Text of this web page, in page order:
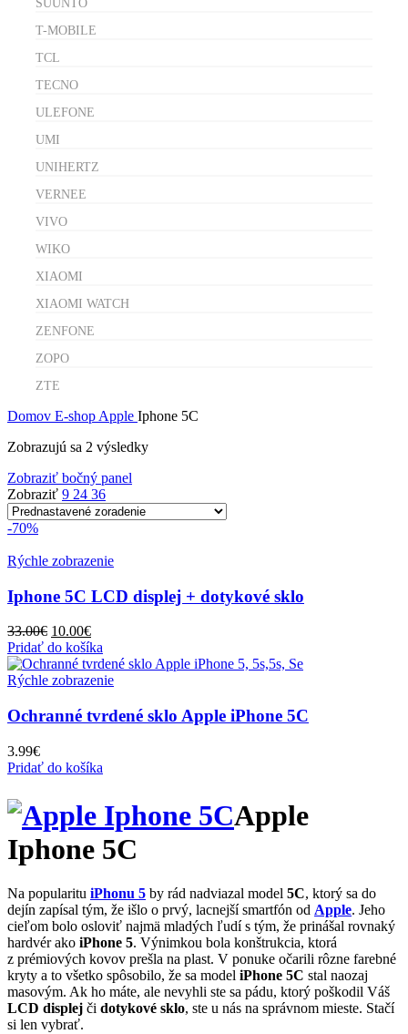
SUUNTO
T-MOBILE
TCL
TECNO
ULEFONE
UMI
UNIHERTZ
VERNEE
VIVO
WIKO
XIAOMI
XIAOMI WATCH
ZENFONE
ZOPO
ZTE
Domov E-shop Apple Iphone 5C
Zobrazujú sa 2 výsledky
Zobraziť bočný panel
Zobraziť 9 24 36
-70%
Rýchle zobrazenie
Iphone 5C LCD displej + dotykové sklo
33.00€ Pôvodná
cena
bola:
33.00€.
10.00€Aktuálna
cena
je:
10.00€.
Pridať do košíka
Rýchle zobrazenie
Ochranné tvrdené sklo Apple iPhone 5C
3.99€
Pridať do košíka
Apple
Iphone 5C
Na popularitu iPhonu 5 by rád nadviazal model 5C, ktorý sa do
dejín zapísal tým, že išlo o prvý, lacnejší smartfón od Apple. Jeho
cieľom bolo osloviť najmä mladých ľudí s tým, že prinášal rovnaký
hardvér ako iPhone 5. Výnimkou bola konštrukcia, ktorá
z prémiových kovov prešla na plast. V ponuke očarili rôzne farebné
kryty a to všetko spôsobilo, že sa model iPhone 5C stal naozaj
masovým. Ak ho máte, ale nevyhli ste sa pádu, ktorý poškodil Váš
LCD displej či dotykové sklo, ste u nás na správnom mieste. Stačí
si len vybrať.